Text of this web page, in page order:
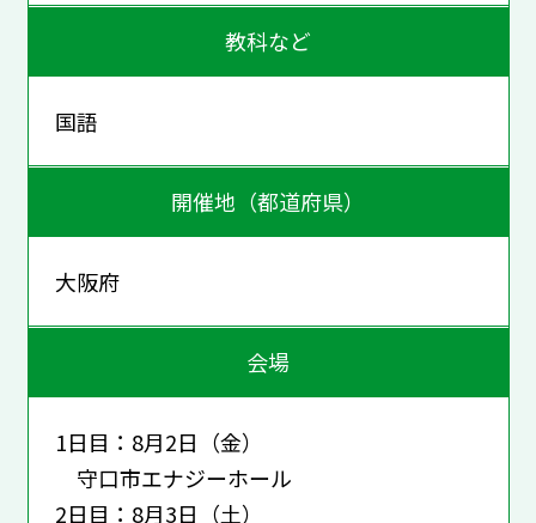
教科など
国語
開催地（都道府県）
大阪府
会場
1日目：8月2日（金）
守口市エナジーホール
2日目：8月3日（土）